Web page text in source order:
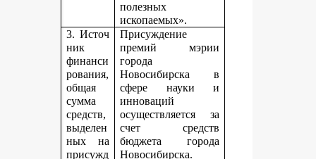
полезных
ископаемых».
3. Источ
ник
финанси
рования,
общая
сумма
средств,
выделен
ных на
присужд
Присуждение
премий мэрии
города
Новосибирска в
сфере науки и
инноваций
осуществляется за
счет средств
бюджета города
Новосибирска.